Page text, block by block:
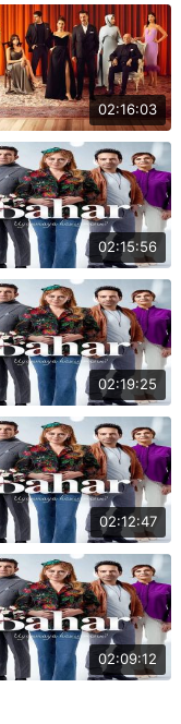
02:16:03
02:15:56
02:19:25
02:12:47
02:09:12